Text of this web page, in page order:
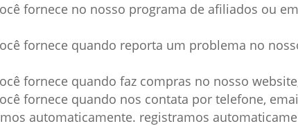
fornece no nosso programa de afiliados ou
fornece quando reporta um problema no
fornece quando faz compras no nosso
fornece quando nos contata por telefone,
automaticamente. registramos